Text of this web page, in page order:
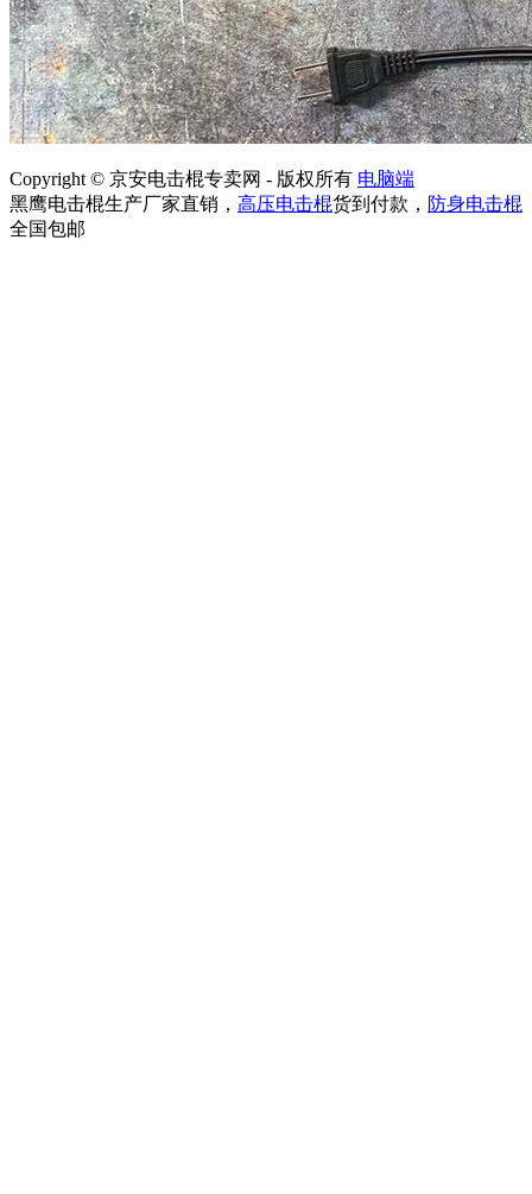
Copyright © 京安电击棍专卖网 - 版权所有 电脑端
黑鹰电击棍生产厂家直销， 高压电击棍货到付款， 防身电击棍
全国包邮